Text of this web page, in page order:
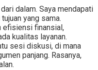
dalam. Saya mendapati
yang sama.
efisiensi finansial,
kualitas layanan.
sesi diskusi, di mana
panjang. Rasanya,